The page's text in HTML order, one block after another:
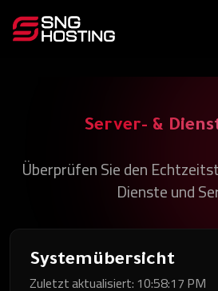
Server- &
Überprüfen Sie den
Dienste und
Systemübersicht
Zuletzt aktualisiert: 10:58:17 PM